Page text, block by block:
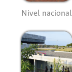
Nivel nacional